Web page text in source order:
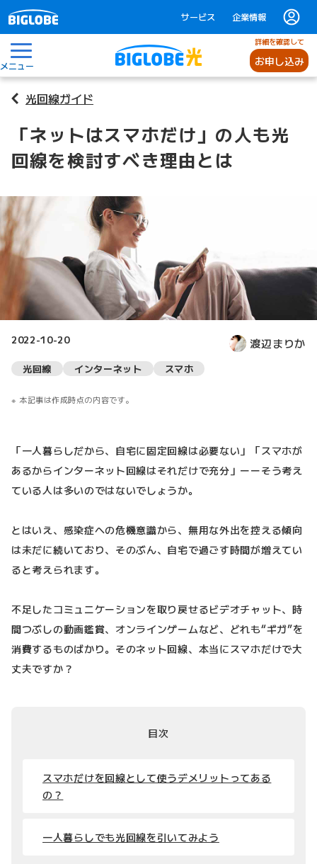
サービス 企業情報
メニュー
詳細を確認して
お申し込み
光回線ガイド
「ネットはスマホだけ」の人も光
回線を検討すべき理由とは
2022-10-20 渡辺まりか
光回線 インターネット スマホ
本記事は作成時点の内容です。
「一人暮らしだから、自宅に固定回線は必要ない」「スマホが
あるからインターネット回線はそれだけで充分」ーーそう考え
ている人は多いのではないでしょうか。
とはいえ、感染症への危機意識から、無用な外出を控える傾向
は未だに続いており、そのぶん、自宅で過ごす時間が増えてい
ると考えられます。
不足したコミュニケーションを取り戻せるビデオチャット、時
間つぶしの動画鑑賞、オンラインゲームなど、どれも“ギガ”を
消費するものばかり。そのネット回線、本当にスマホだけで大
丈夫ですか？
目次
スマホだけを回線として使うデメリットってある
の？
一人暮らしでも光回線を引いてみよう